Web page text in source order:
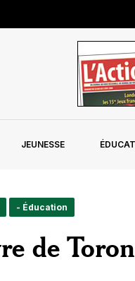
JEUNESSE
- Éducation
de